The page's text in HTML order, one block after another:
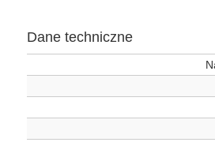
Dane techniczne